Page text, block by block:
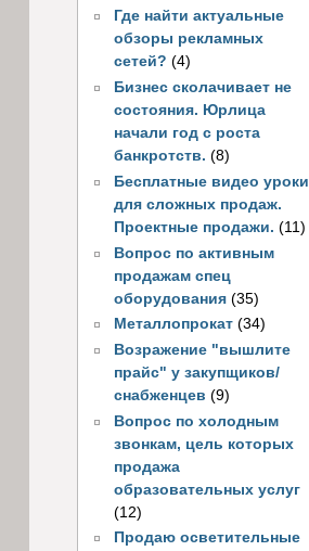
Где найти актуальные
обзоры рекламных
сетей? (4)
Бизнес сколачивает не
состояния. Юрлица
начали год с роста
банкротств. (8)
Бесплатные видео уроки
для сложных продаж.
Проектные продажи. (11)
Вопрос по активным
продажам спец
оборудования (35)
Металлопрокат (34)
Возражение "вышлите
прайс" у закупщиков/
снабженцев (9)
Вопрос по холодным
звонкам, цель которых
продажа
образовательных услуг
(12)
Продаю осветительные